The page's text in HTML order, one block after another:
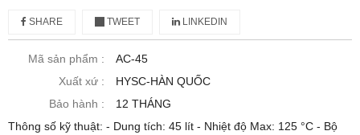
SHARE TWEET LINKEDIN
Mã sản phẩm :
AC-45
Xuất xứ :
HYSC-HÀN QUỐC
Bảo hành :
12 THÁNG
Thông số kỹ thuật: - Dung tích: 45 lít - Nhiệt độ Max: 125 °C - Bộ